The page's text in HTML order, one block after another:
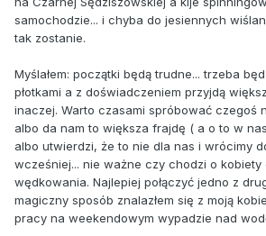
samochodzie... i chyba do jesiennych
tak zostanie.
Myślałem: początki będą trudne... trzeba
płotkami a z doświadczeniem przyjdą
inaczej. Warto czasami spróbować czegoś
albo da nam to większa frajdę ( a o to w
albo utwierdzi, że to nie dla nas i wrócimy
wcześniej... nie ważne czy chodzi o kobiety
wędkowania. Najlepiej połączyć jedno z
magiczny sposób znalazłem się z moją
pracy na weekendowym wypadzie nad